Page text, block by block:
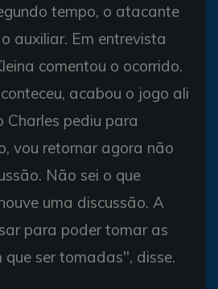
tempo, o atacante
auxiliar. Em entrevista
comentou o ocorrido.
acabou o jogo ali
Charles pediu para
vou retornar agora não
Não sei o que
uma discussão. A
para poder tomar as
ser tomadas", disse.